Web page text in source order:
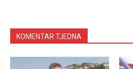
KOMENTAR TJEDNA